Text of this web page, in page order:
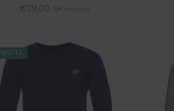
€29,00 IVA inclusa
NOVITÀ